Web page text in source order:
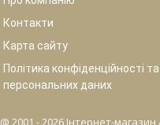
Контакти
Карта сайту
Політика конфіденційності
персональних даних
@ 2001 - 2026 Інтернет-магазин